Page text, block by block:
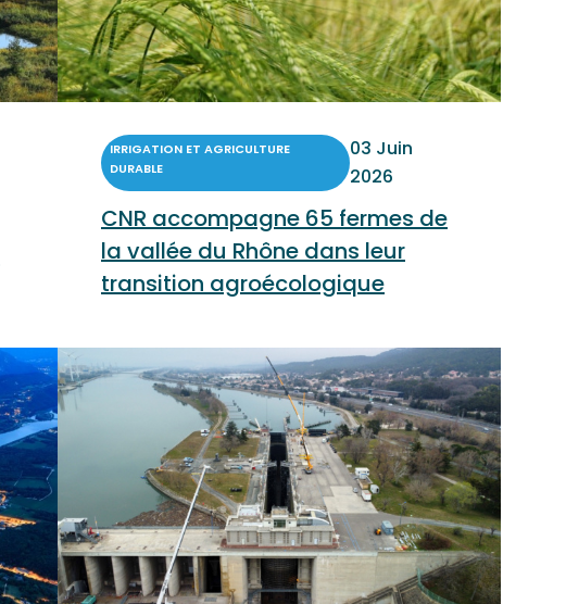
IRRIGATION ET AGRICULTURE
DURABLE
03 Juin
2026
CNR accompagne 65 fermes de
la vallée du Rhône dans leur
transition agroécologique